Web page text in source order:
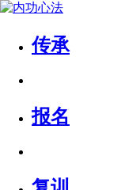
传承
报名